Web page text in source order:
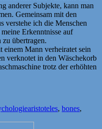
anderer Subjekte, kann man
Gemeinsam mit den
verstehe ich die Menschen
Erkenntnisse auf
übertragen.
einem Mann verheiratet sein
verknotet in den Wäschekorb
trotz der erhöhten
Schlagwörter
aristoteles, bones,